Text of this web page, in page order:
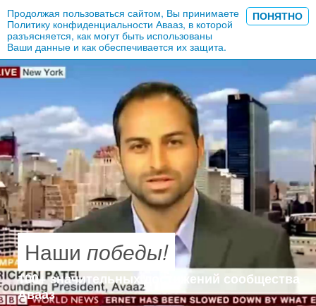
Продолжая пользоваться сайтом, Вы принимаете
Политику конфиденциальности Авааз, в которой
разъясняется, как могут быть использованы
Ваши данные и как обеспечивается их защита.
ПОНЯТНО
Наши победы!
100+ значительных достижений сообщества
Авааз